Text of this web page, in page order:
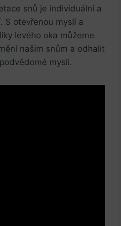
snů je individuální a
S otevřenou myslí a
levého oka můžeme
našim snům a odhalit
mysli.